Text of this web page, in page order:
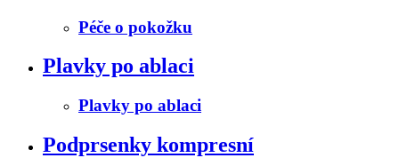
Péče o pokožku
Plavky po ablaci
Plavky po ablaci
Podprsenky kompresní